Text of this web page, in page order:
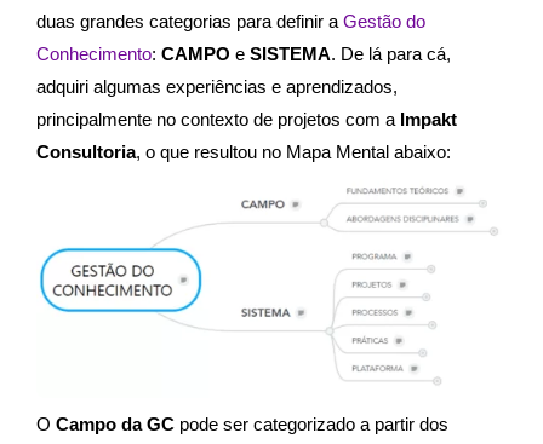
duas grandes categorias para definir a Gestão do
Conhecimento: CAMPO e SISTEMA. De lá para cá,
adquiri algumas experiências e aprendizados,
principalmente no contexto de projetos com a Impakt
Consultoria, o que resultou no Mapa Mental abaixo:
O Campo da GC pode ser categorizado a partir dos